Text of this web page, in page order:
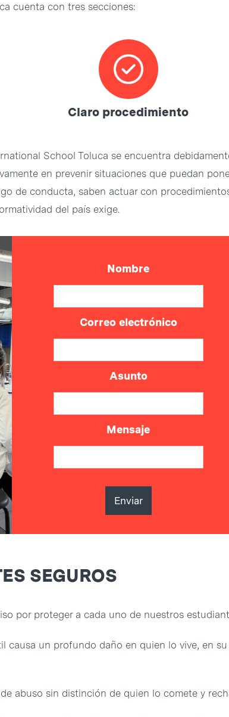
cuenta con tres secciones:
Claro procedimiento
School Toluca se encuentra
en prevenir situaciones que puedan
de conducta, saben actuar con
del país exige.
Nombre
Correo electrónico
Asunto
Mensaje
SEGUROS
por proteger a cada uno de nuestros
causa un profundo daño en quien lo vive, en
abuso sin distinción de quien lo comete y